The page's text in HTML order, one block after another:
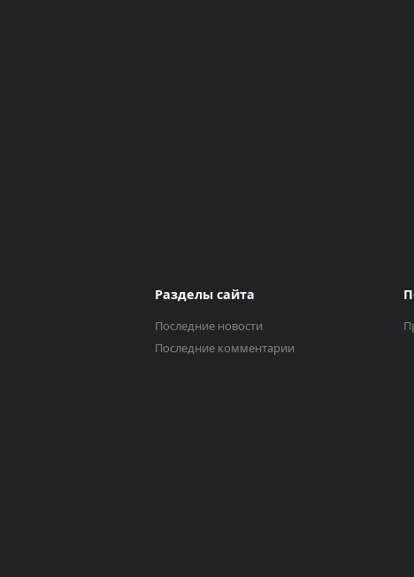
Разделы сайта
Последние новости
Последние комментарии